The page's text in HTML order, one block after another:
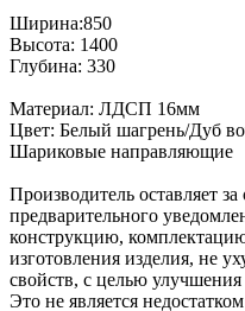
Ширина:850
Высота: 1400
Глубина: 330
Материал: ЛДСП 16мм
Цвет: Белый шагрень/Дуб
Шариковые направляющие
Производитель оставляет
предварительного
конструкцию,
изготовления изделия, не
свойств, с целью улучшения
Это не является